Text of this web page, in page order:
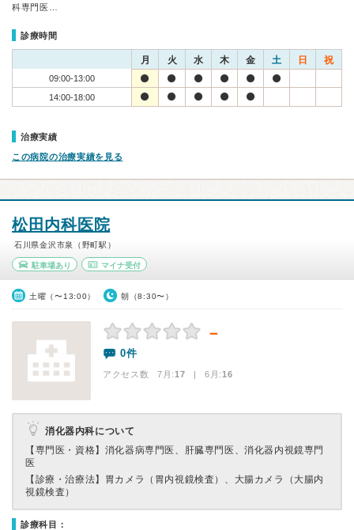
科専門医…
診療時間
月 火 水 木 金 土 日 祝
09:00-13:00
14:00-18:00
治療実績
この病院の治療実績を見る
松田内科医院
石川県金沢市泉（野町駅）
駐車場あり マイナ受付
土曜（〜13:00） 朝（8:30〜）
－
0件
アクセス数 7月:17 | 6月:16
消化器内科について
【専門医・資格】 消化器病専門医、肝臓専門医、消化器内視鏡専門
医
【診療・治療法】 胃カメラ（胃内視鏡検査）、大腸カメラ（大腸内
視鏡検査）
診療科目：